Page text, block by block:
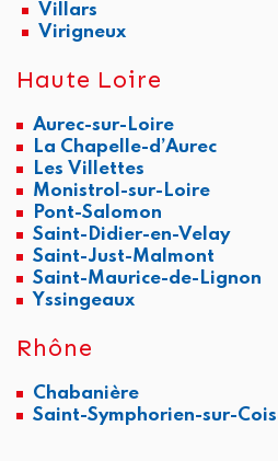
Villars
Virigneux
Haute Loire
Aurec-sur-Loire
La Chapelle-d’Aurec
Les Villettes
Monistrol-sur-Loire
Pont-Salomon
Saint-Didier-en-Velay
Saint-Just-Malmont
Saint-Maurice-de-Lignon
Yssingeaux
Rhône
Chabanière
Saint-Symphorien-sur-